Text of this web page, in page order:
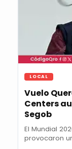
LOCAL
Vuelo
Centers
Segob
El Mundial
provocaron